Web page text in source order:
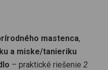
mastenca,
a miske/tanieriku
– praktické riešenie 2